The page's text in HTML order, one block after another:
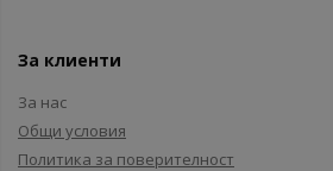
За клиенти
За нас
Общи условия
Политика за поверителност